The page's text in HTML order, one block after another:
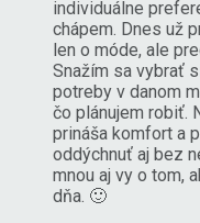
individuálne
chápem. Dnes už
len o móde, ale
Snažím sa vybrať
potreby v danom
čo plánujem robiť.
prináša komfort a
oddýchnuť aj bez
mnou aj vy o tom,
dňa. 🙂